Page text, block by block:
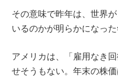
その意味で昨年は、世界
いるのかが明らかになった
アメリカは、「雇用なき
せそうもない。年末の株